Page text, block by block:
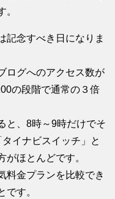
。
記念すべき日になりま
ログへのアクセス数が
の段階で通常の３倍
と、8時～9時だけでそ
イナビスイッチ」と
がほとんどです。
料金プランを比較でき
です。